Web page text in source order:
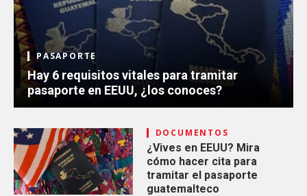
PASAPORTE
Hay 6 requisitos vitales para tramitar
pasaporte en EEUU, ¿los conoces?
DOCUMENTOS
¿Vives en EEUU? Mira
cómo hacer cita para
tramitar el pasaporte
guatemalteco